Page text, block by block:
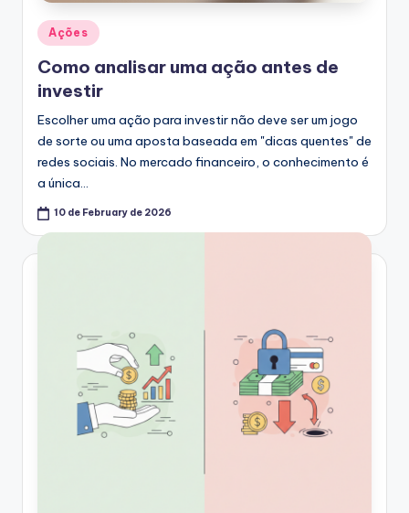
Posted
in
Ações
Como analisar uma ação antes de
investir
Escolher uma ação para investir não deve ser um jogo
de sorte ou uma aposta baseada em "dicas quentes" de
redes sociais. No mercado financeiro, o conhecimento é
a única…
10 de February de 2026